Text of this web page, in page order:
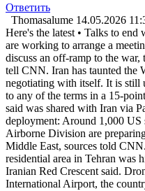
Ответить
Thomasalume 14.05.2026
Here's the latest • Talks to
are working to arrange a
discuss an off-ramp to the
tell CNN. Iran has taunted the
negotiating with itself. It is still
to any of the terms in a 15-
said was shared with Iran via
deployment: Around 1,000 US
Airborne Division are
Middle East, sources told
residential area in Tehran was
Iranian Red Crescent said.
International Airport, the